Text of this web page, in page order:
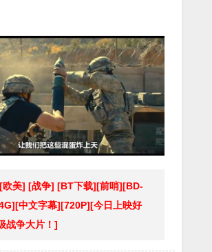
美] [战争] [BT下载][前哨][BD-
中文字幕][720P][今日上映好
战争大片！]